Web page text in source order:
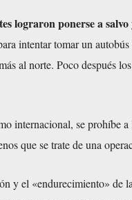
lograron ponerse a
intentar tomar un
al norte. Poco después
internacional, se prohíbe a
que se trate de una
y el «endurecimiento» de